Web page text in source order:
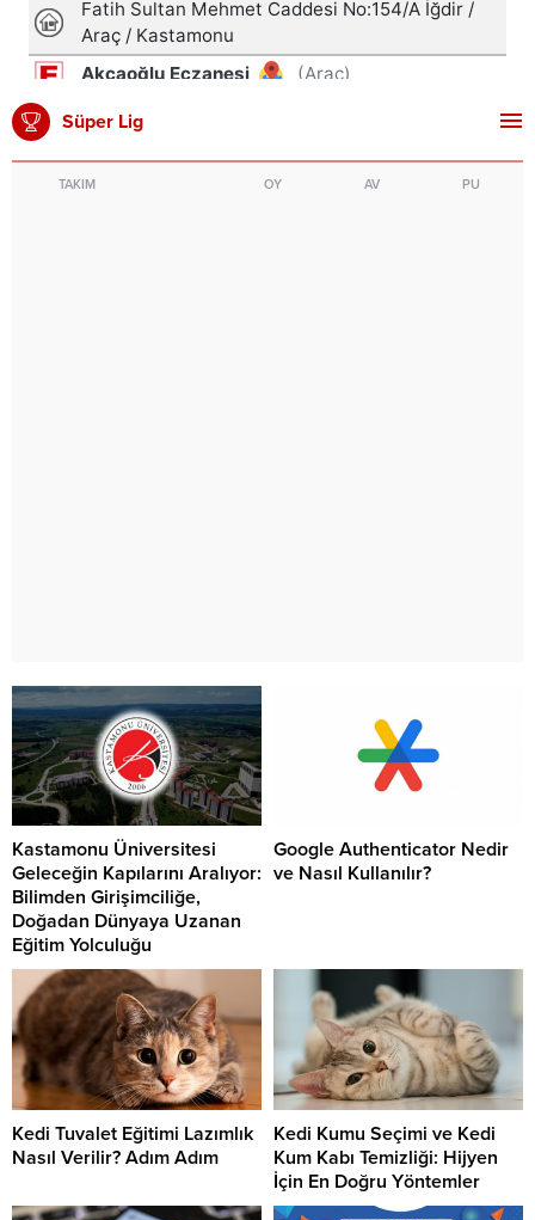
Süper Lig
TAKIM OY AV PU
Kastamonu Üniversitesi
Geleceğin Kapılarını Aralıyor:
Bilimden Girişimciliğe,
Doğadan Dünyaya Uzanan
Eğitim Yolculuğu
Google Authenticator Nedir
ve Nasıl Kullanılır?
Kedi Tuvalet Eğitimi Lazımlık
Nasıl Verilir? Adım Adım
Kedi Kumu Seçimi ve Kedi
Kum Kabı Temizliği: Hijyen
İçin En Doğru Yöntemler